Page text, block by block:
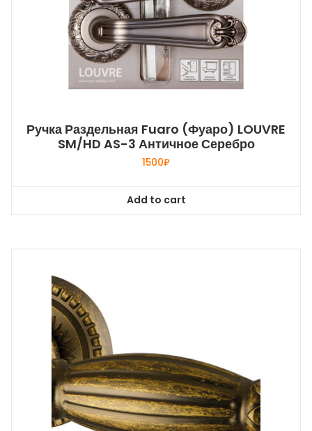
Ручка Раздельная Fuaro (Фуаро) LOUVRE
SM/HD AS-3 Античное Серебро
1500₽
Add to cart